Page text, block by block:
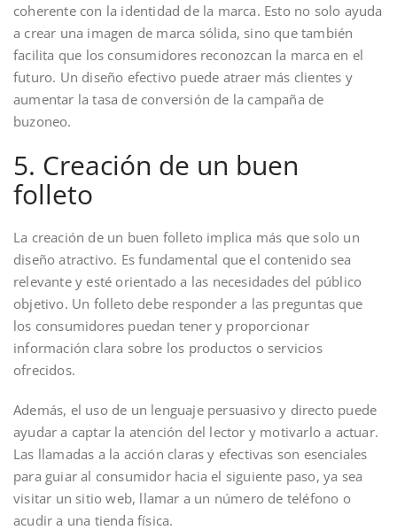
coherente con la identidad de la marca. Esto no solo ayuda
a crear una imagen de marca sólida, sino que también
facilita que los consumidores reconozcan la marca en el
futuro. Un diseño efectivo puede atraer más clientes y
aumentar la tasa de conversión de la campaña de
buzoneo.
5. Creación de un buen
folleto
La creación de un buen folleto implica más que solo un
diseño atractivo. Es fundamental que el contenido sea
relevante y esté orientado a las necesidades del público
objetivo. Un folleto debe responder a las preguntas que
los consumidores puedan tener y proporcionar
información clara sobre los productos o servicios
ofrecidos.
Además, el uso de un lenguaje persuasivo y directo puede
ayudar a captar la atención del lector y motivarlo a actuar.
Las llamadas a la acción claras y efectivas son esenciales
para guiar al consumidor hacia el siguiente paso, ya sea
visitar un sitio web, llamar a un número de teléfono o
acudir a una tienda física.